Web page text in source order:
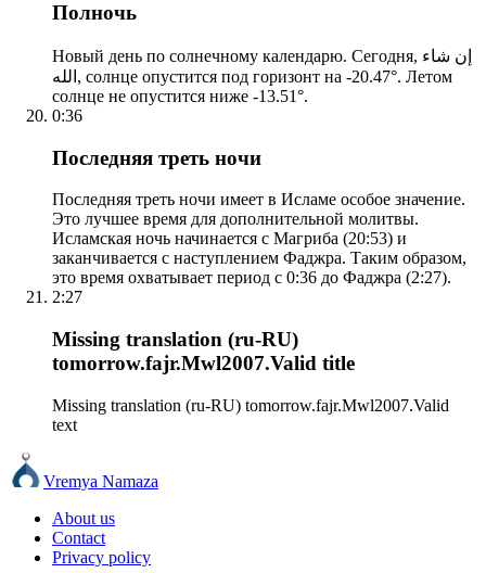
Полночь
Новый день по солнечному календарю. Сегодня, إن شاء
الله, солнце опустится под горизонт на -20.47°. Летом
солнце не опустится ниже -13.51°.
0:36
Последняя треть ночи
Последняя треть ночи имеет в Исламе особое значение.
Это лучшее время для дополнительной молитвы.
Исламская ночь начинается с Магриба (20:53) и
заканчивается с наступлением Фаджра. Таким образом,
это время охватывает период с 0:36 до Фаджра (2:27).
2:27
Missing translation (ru-RU)
tomorrow.fajr.Mwl2007.Valid title
Missing translation (ru-RU) tomorrow.fajr.Mwl2007.Valid
text
Vremya Namaza
About us
Contact
Privacy policy